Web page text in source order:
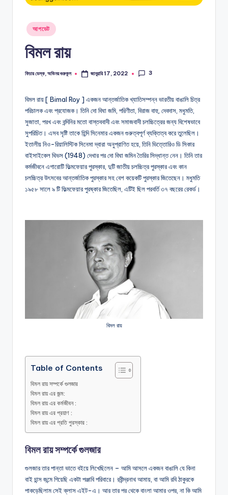
G
N
অভিনয়ের
অডিশন,
চলচ্চিত্রে
অভিনয়,
অভিনয়ের
Posted
in
আপডেট
বিমল রায়
Posted
ফিচার ডেস্ক, অভিনয় গুরুকুল জানুয়ারি 17, 2022 3
বিমল রায় [ Bimal Roy ] একজন আন্তর্জাতিক খ্যাতিসম্পন্ন ভারতীয় বাঙালি চিত্র
পরিচালক এবং প্রযোজক। তিনি দো বিঘা জমি, পরিণীতা, বিরাজ বাহু, দেবদাস, মধুমতি,
সুজাতা, পরখ এবং বন্দিনির মতো বাস্তববাদী এবং সমাজবাদী চলচ্চিত্রের জন্য বিশেষভাবে
সুপরিচিত। এসব সৃষ্টি তাকে হিন্দি সিনেমার একজন গুরুত্বপূর্ণ ব্যক্তিত্ব করে তুলেছিল।
ইতালীয় নিও-রিয়ালিস্টিক সিনেমা দ্বারা অনুপ্রাণিত হয়ে, তিনি ভিত্তোরিও ডি সিকার
বাইসাইকেল থিভস (1948) দেখার পর দো বিঘা জমিন তৈরির সিদ্ধান্ত নেন। তিনি তার
কর্মজীবনে এগারোটি ফিল্মফেয়ার পুরস্কার, দুটি জাতীয় চলচ্চিত্র পুরস্কার এবং কান
চলচ্চিত্র উৎসবের আন্তর্জাতিক পুরস্কার সহ বেশ কয়েকটি পুরস্কার জিতেছেন। মধুমতি
১৯৫৮ সালে ৯ টি ফিল্মফেয়ার পুরষ্কার জিতেছিল, এটিই ছিল পরবর্তি ৩৭ বছরের রেকর্ড।
বিমল রায়
Table of Contents
বিমল রায় সম্পর্কে গুলজার
বিমল রায় এর জন্ম:
বিমল রায় এর কর্মজীবন :
বিমল রায় এর প্রয়াণ :
বিমল রায় এর প্রতি পুরস্কার :
বিমল রায় সম্পর্কে গুলজার
গুলজার তার পান্তা ভাতে বইয়ে লিখেছিলেন – আমি আসলে একজন বাঙালি যে কিনা
বাই চান্স জন্মে গিয়েছি একটা পঞ্জাবি পরিবারে। রবীন্দ্রনাথ আমায়, বা আমি রবি ঠাকুরকে
পাকড়েছিলাম সেই ক্লাস এইট-এ। আর তার পর থেকে বাংলা আমার ওপর, না কি আমি